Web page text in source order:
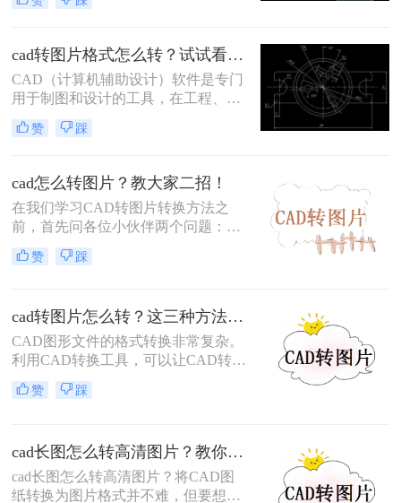
文将为你介绍CAD怎么导png图方法​
cad转图片格式怎么转？试试看这三个方法！
CAD（计算机辅助设计）软件是专门
用于制图和设计的工具，在工程、建
筑、机械等领域被广泛应用。然而，
在与他人共享工程图纸时，有时需要
方便地查看和传递。那么cad转图片格
式怎么转呢？本文将介绍几种常用的
CAD转图片格式的方法，帮助你轻松
完成转换。
赞 踩
cad怎么转图片？教大家二招！
在我们学习CAD转图片转换方法之
前，首先问各位小伙伴两个问题：
CAD是什么？CAD怎么转图片？
CAD，是我们常用的设计图纸文件格
输和查看图纸内容。今天就给大家分
享两个CAD转图片的转换方法，转换
速度快、质量高！赶紧一起来学习
赞 踩
cad转图片怎么转？这三种方法快速转换！
CAD图形文件的格式转换非常复杂。
利用CAD转换工具，可以让CAD转换
成图画更容易。比如，把CAD转化为
图画，可以使办公更有效率。那么cad
赞 踩
cad长图怎么转高清图片？教你两个靠谱的方法！
​cad长图怎么转高清图片？将CAD图
纸转换为图片格式并不难，但要想更